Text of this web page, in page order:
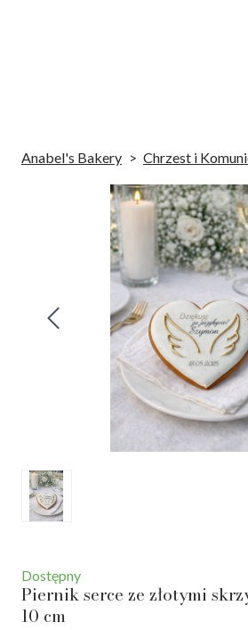
Anabel's Bakery Chrzest i
Dostępny
Piernik serce ze złotymi
10 cm